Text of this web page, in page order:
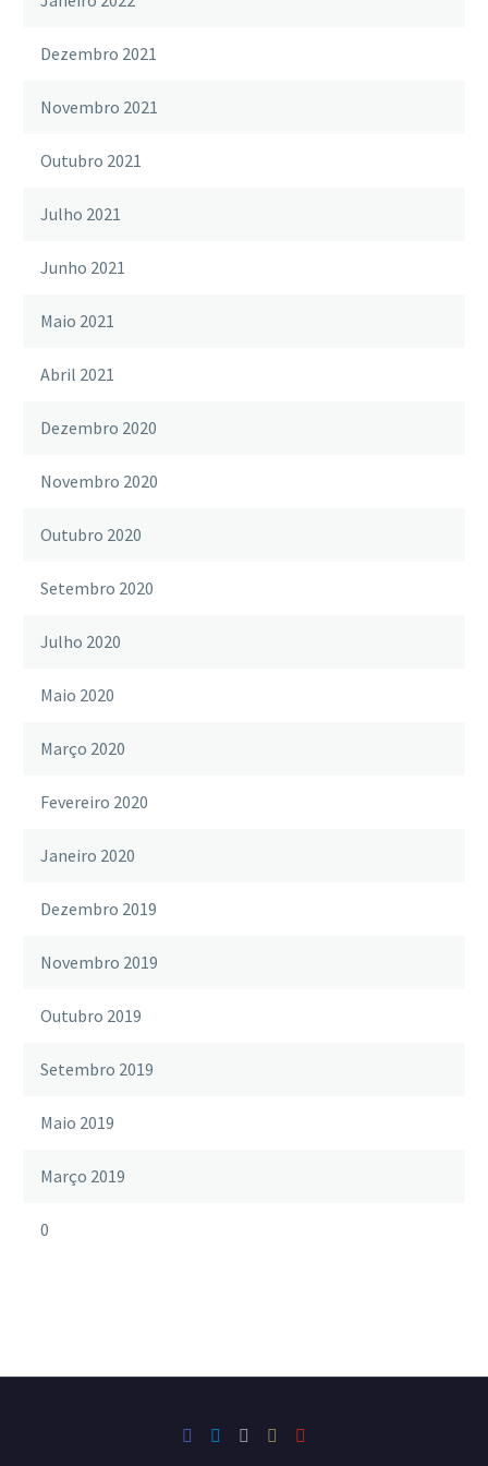
Dezembro 2021
Novembro 2021
Outubro 2021
Julho 2021
Junho 2021
Maio 2021
Abril 2021
Dezembro 2020
Novembro 2020
Outubro 2020
Setembro 2020
Julho 2020
Maio 2020
Março 2020
Fevereiro 2020
Janeiro 2020
Dezembro 2019
Novembro 2019
Outubro 2019
Setembro 2019
Maio 2019
Março 2019
0